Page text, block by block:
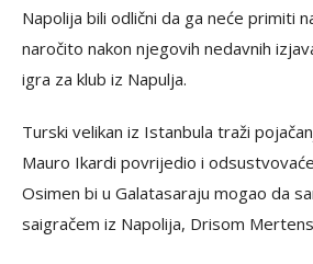
Napolija bili odlični da ga neće primiti
naročito nakon njegovih nedavnih
igra za klub iz Napulja.
Turski velikan iz Istanbula traži
Mauro Ikardi povrijedio i
Osimen bi u Galatasaraju mogao da
saigračem iz Napolija, Drisom